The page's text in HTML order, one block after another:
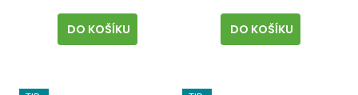
DO KOŠÍKU
VYUŽITELNÁ
PATENTOVANÁ FORMA
DO KOŠÍKU